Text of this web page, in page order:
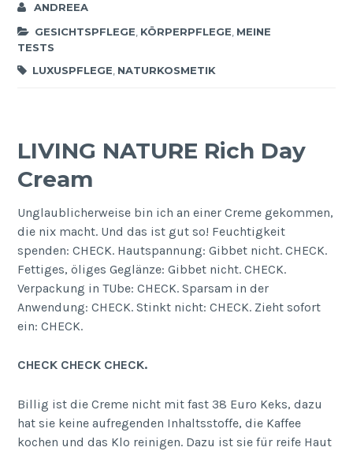
ANDREEA
GESICHTSPFLEGE KÖRPERPFLEGE MEINE
TESTS
LUXUSPFLEGE, NATURKOSMETIK
LIVING NATURE Rich Day
Cream
Unglaublicherweise bin ich an einer Creme gekommen,
die nix macht. Und das ist gut so! Feuchtigkeit
spenden: CHECK. Hautspannung: Gibbet nicht. CHECK.
Fettiges, öliges Geglänze: Gibbet nicht. CHECK.
Verpackung in TUbe: CHECK. Sparsam in der
Anwendung: CHECK. Stinkt nicht: CHECK. Zieht sofort
ein: CHECK.
CHECK CHECK CHECK.
Billig ist die Creme nicht mit fast 38 Euro Keks, dazu
hat sie keine aufregenden Inhaltsstoffe, die Kaffee
kochen und das Klo reinigen. Dazu ist sie für reife Haut